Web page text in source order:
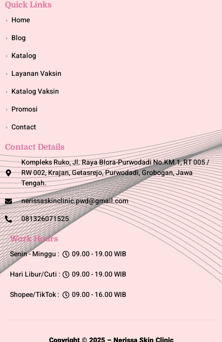
Quick Links
Home
Blog
Katalog
Layanan Vaksin
Katalog Vaksin
Promosi
Contact
Contact Details
Kompleks Ruko, Jl. Raya Blora-Purwodadi No.KM.1, RT 005 /
RW 002, Krajan, Getasrejo, Purwodadi, Grobogan, Jawa
Tengah.
nerissaskinclinic.pwd@gmail.com
081326071525
Work Hours
Senin - Minggu :
Hari Libur/Cuti :
Shopee/TikTok :
09.00 - 19.00 WIB
09.00 - 19.00 WIB
09.00 - 16.00 WIB